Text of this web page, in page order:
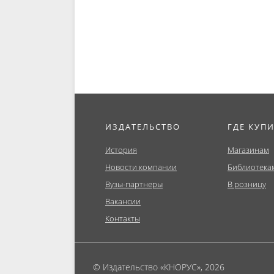
ИЗДАТЕЛЬСТВО
История
Новости компании
Вузы-партнеры
Вакансии
Контакты
ГДЕ
Магазинам
В розницу
© Издательство «КНОРУС», 2026